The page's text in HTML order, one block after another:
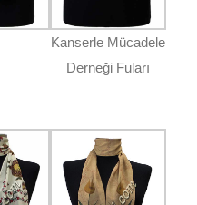
Kanserle Mücadele
Derneği Fuları